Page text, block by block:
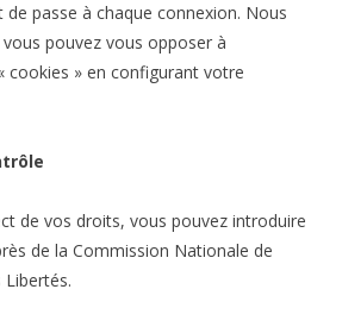
passe à chaque connexion. Nous
pouvez vous opposer à
cookies » en configurant votre
de vos droits, vous pouvez introduire
de la Commission Nationale de
Libertés.